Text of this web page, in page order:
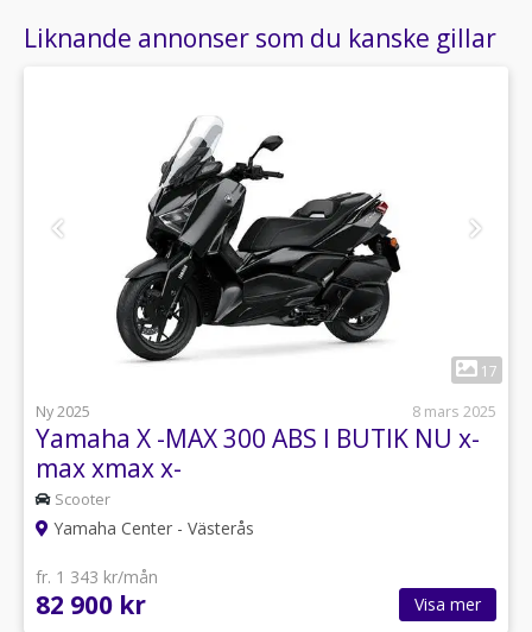
Liknande annonser som du kanske gillar
1
17
Ny 2025
8 mars 2025
Yamaha X -MAX 300 ABS I BUTIK NU x-
max xmax x-
Scooter
Yamaha Center - Västerås
fr. 1 343 kr/mån
82 900 kr Visa mer